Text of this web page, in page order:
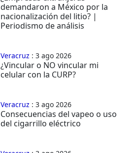
demandaron a México por la
nacionalización del litio? |
Periodismo de análisis
Veracruz : 3 ago 2026
¿Vincular o NO vincular mi
celular con la CURP?
Veracruz : 3 ago 2026
Consecuencias del vapeo o uso
del cigarrillo eléctrico